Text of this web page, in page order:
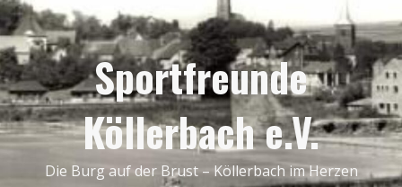
Skip
to
content
Sportfreunde
Köllerbach e.V.
Die Burg auf der Brust – Köllerbach im Herzen